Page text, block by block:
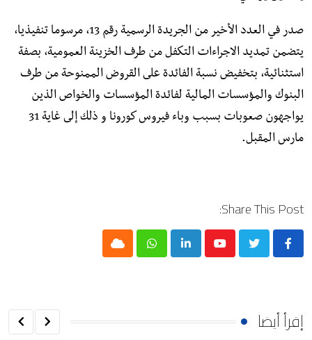
صدر في العدد الأخير من الجريدة الرسمية رقم 13، مرسوما تنفيذيا،
يتضمن تمديد الاجراءات التكفل من طرف الخزينة العمومية، بصفة
استثنائية، بتخفيض نسبة الفائدة على القروض الممنوحة من طرف
البنوك والمؤسسات المالية لفائدة المؤسسات والخواص الذين
يواجهون صعوبات بسبب وباء فيروس كورونا و ذلك إلى غاية 31
مارس المقبل.
Share This Post:
Youtube
LinkedIn
Whatsapp
Cloud
إقرأ أيضا